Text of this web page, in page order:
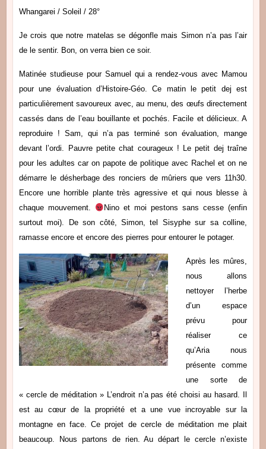
Whangarei / Soleil / 28°
Je crois que notre matelas se dégonfle mais Simon n’a pas l’air
de le sentir. Bon, on verra bien ce soir.
Matinée studieuse pour Samuel qui a rendez-vous avec Mamou
pour une évaluation d’Histoire-Géo. Ce matin le petit dej est
particulièrement savoureux avec, au menu, des œufs directement
cassés dans de l’eau bouillante et pochés. Facile et délicieux. A
reproduire ! Sam, qui n’a pas terminé son évaluation, mange
devant l’ordi. Pauvre petite chat courageux ! Le petit dej traîne
pour les adultes car on papote de politique avec Rachel et on ne
démarre le désherbage des ronciers de mûriers que vers 11h30.
Encore une horrible plante très agressive et qui nous blesse à
chaque mouvement.
Nino et moi pestons sans cesse (enfin
surtout moi).
De son côté, Simon, tel Sisyphe sur sa colline,
ramasse encore et encore des pierres pour entourer le potager.
Après les mûres,
nous allons
nettoyer l’herbe
d’un espace
prévu pour
réaliser ce
qu’Aria nous
présente comme
une sorte de
« cercle de méditation » L’endroit n’a pas été choisi au hasard. Il
est au cœur de la propriété et a une vue incroyable sur la
montagne en face. Ce projet de cercle de méditation me plait
beaucoup. Nous partons de rien. Au départ le cercle n’existe